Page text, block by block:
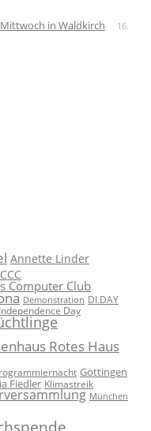
in Waldkirch
16.
Annette Linder
CCC
Computer Club
Demonstration DI.DAY
Day
Rotes Haus
Göttingen
Fiedler Klimastreik
München